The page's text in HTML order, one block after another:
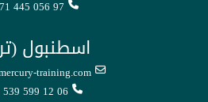
445 056 97
اسطنبول
training.com
599 12 06